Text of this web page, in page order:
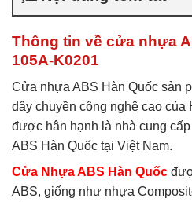
tại TP
nhựa ABS
Thông tin về cửa nhựa
105A-K0201
Cửa nhựa ABS Hàn Quốc sản
dây chuyền công nghệ cao của
được hân hạnh là nhà cung
ABS Hàn Quốc tại Việt Nam.
Cửa Nhựa ABS Hàn Quốc
ABS, giống như nhựa